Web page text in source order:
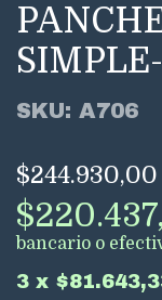
SKU: A706
$244.930,00
bancario o
3 x